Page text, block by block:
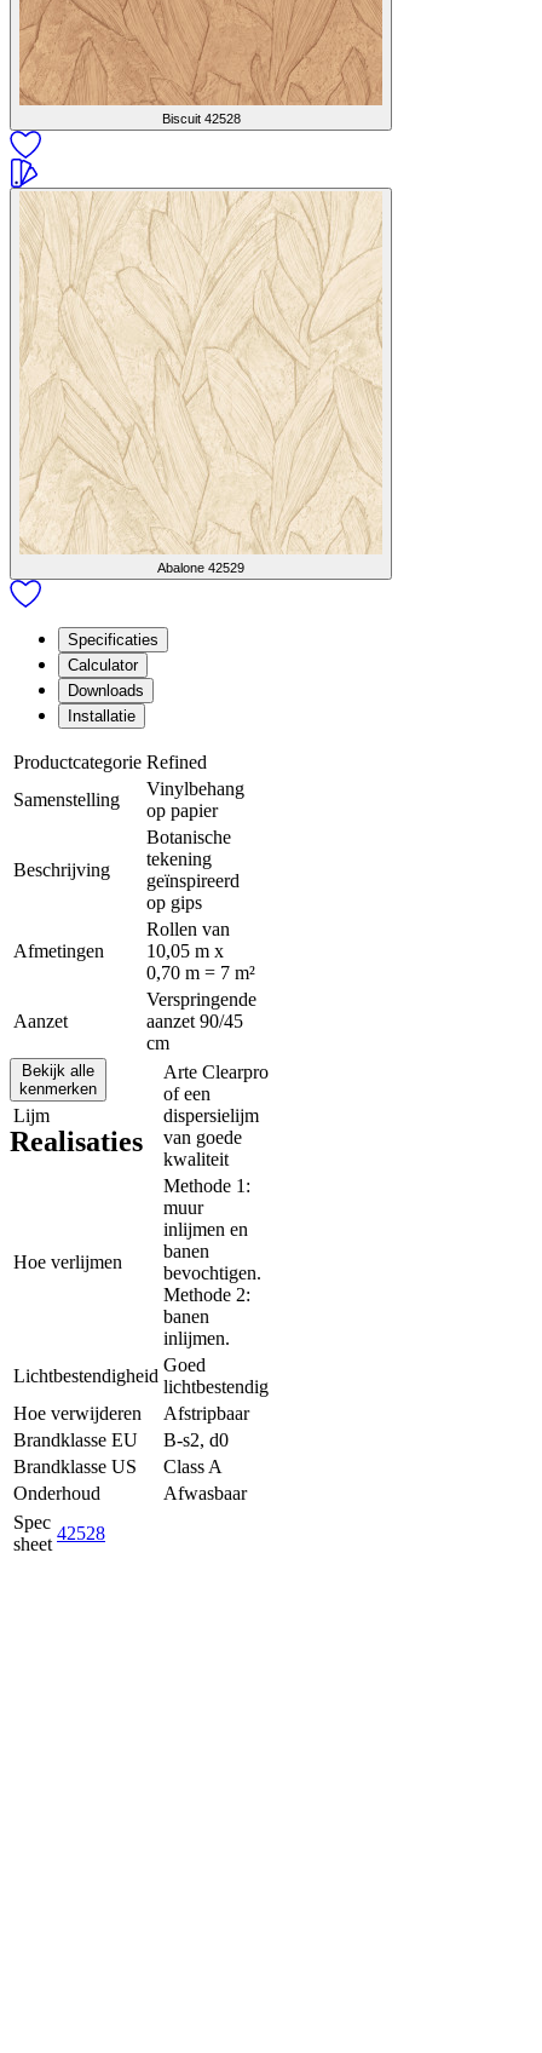
Biscuit 42528
Abalone 42529
Specificaties
Calculator
Downloads
Installatie
Productcategorie Refined
Samenstelling
Vinylbehang
op papier
Beschrijving
Botanische
tekening
geïnspireerd
op gips
Afmetingen
Rollen van
10,05 m x
0,70 m = 7 m²
Aanzet
Verspringende
aanzet 90/45
cm
Lijm
Arte Clearpro
of een
dispersielijm
van goede
kwaliteit
Hoe verlijmen
Methode 1:
muur
inlijmen en
banen
bevochtigen.
Methode 2:
banen
inlijmen.
Lichtbestendigheid
Goed
lichtbestendig
Hoe verwijderen
Afstripbaar
Brandklasse EU
B-s2, d0
Brandklasse US
Class A
Onderhoud
Afwasbaar
Spec
sheet
42528
Bekijk alle
kenmerken
Realisaties